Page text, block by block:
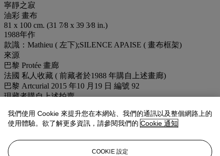
寧靜之寂
油彩 畫布
81 x 100 cm. (31 7⁄8 x 39 3⁄8 in.)
1988年作
款識：Mathieu ( 左下);SILENCE APAISE ( 畫布框架)
來源
巴黎 Protée 畫廊
法國 私人收藏 ( 前藏者於1988 年購自上述畫廊)
巴黎 Artcurial 2015 年10 月19 日 編號 92
現藏者購自上述拍賣
此作品附藝術家於1988年11月親簽之作品保證書
展覽
我們使用 Cookie 來提升您在本網站、我們的通訊以及整個網路上的
使用體驗。欲了解更多資訊，請參閱我們的 Cookie 通知
COOKIE 設定